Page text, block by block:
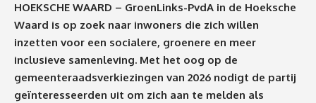
HOEKSCHE WAARD – GroenLinks-PvdA in de Hoeksche
Waard is op zoek naar inwoners die zich willen
inzetten voor een socialere, groenere en meer
inclusieve samenleving. Met het oog op de
gemeenteraadsverkiezingen van 2026 nodigt de partij
geïnteresseerden uit om zich aan te melden als